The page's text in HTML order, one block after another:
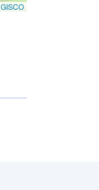
GISCO